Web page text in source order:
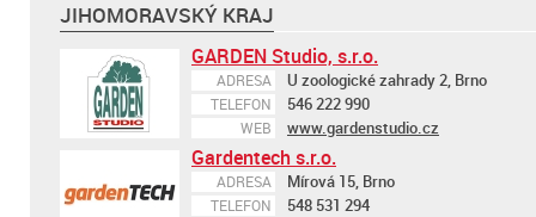
JIHOMORAVSKÝ KRAJ
GARDEN Studio, s.r.o.
ADRESA U zoologické zahrady 2, Brno
TELEFON 546 222 990
WEB www.gardenstudio.cz
Gardentech s.r.o.
ADRESA Mírová 15, Brno
TELEFON 548 531 294